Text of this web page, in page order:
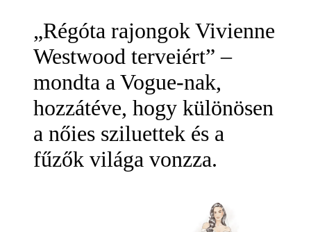
„Régóta rajongok Vivienne
Westwood terveiért” –
mondta a Vogue-nak,
hozzátéve, hogy különösen
a nőies sziluettek és a
fűzők világa vonzza.